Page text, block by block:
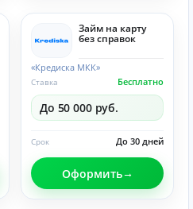
Займ на карту
без справок
«Кредиска МКК»
Бесплатно
Ставка
До 50 000 руб.
До 30 дней
Срок
Оформить